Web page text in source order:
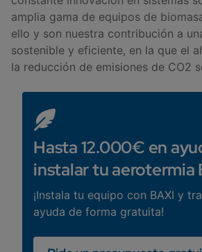
amplia gama de equipos de
ello y son nuestra contribución a
sostenible y eficiente, en la que el
la reducción de emisiones de CO2
Hasta 12.000€ en
instalar tu aerotermia
¡Instala tu equipo con BAXI y
ayuda de forma gratuita!